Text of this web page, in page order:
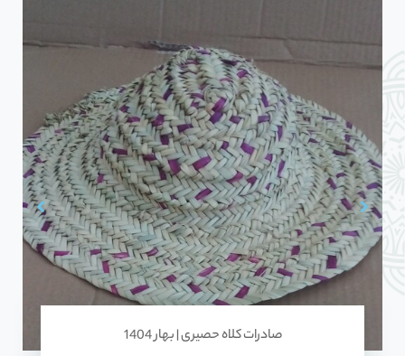
صادرات کلاه حصیری | بهار 1404